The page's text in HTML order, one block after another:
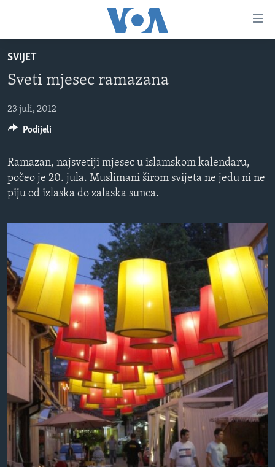
glavni
sadržaj
na
navigaciju
na
pretragu
TV PROGRAM
VIDEO
FOTOGRAFIJE DANA
VIJESTI
BOSNA I HERCEGOVINA
SVIJET
SPECIJALNI PROJEKTI
KORUPCIJA
ŽENSKA STRANA
IZBJEGLIČKA STRANA
MAGAZIN
O GLASU AMERIKE
Learning English
PRATITE NAS
Jezici
SVIJET
Sveti mjesec ramazana
23 juli, 2012
Ramazan, najsvetiji mjesec u islamskom kalendaru,
počeo je 20. jula. Muslimani širom svijeta ne jedu ni ne
piju od izlaska do zalaska sunca.
Podijeli